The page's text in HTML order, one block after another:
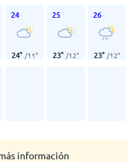
24
24° /11°
25
23° /12°
26
23° /12°
información